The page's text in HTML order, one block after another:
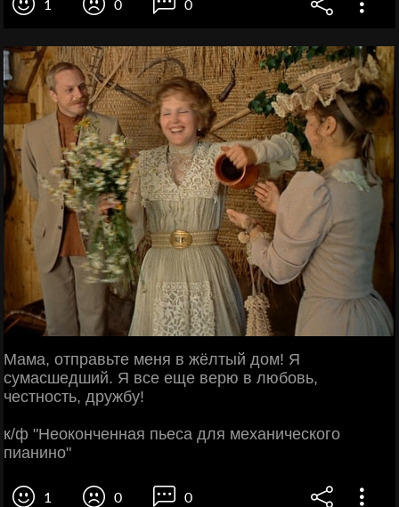
1 0 0
Мама, отправьте меня в жёлтый дом! Я
сумасшедший. Я все еще верю в любовь,
честность, дружбу!
к/ф "Неоконченная пьеса для механического
пианино"
1 0 0